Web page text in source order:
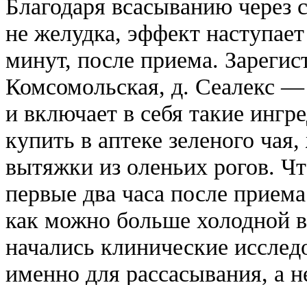
Благодаря всасыванию через
не желудка, эффект
минут, после приема.
Комсомольская, д. Сеалекс
и включает в себя такие
купить в аптеке зеленого
вытяжки из оленьих рогов.
первые два часа после
как можно больше холодной
начались клинические
именно для рассасывания, а